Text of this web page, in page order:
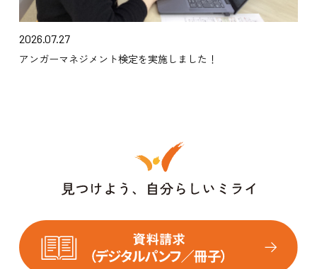
2026.07.27
アンガーマネジメント検定を実施しました！